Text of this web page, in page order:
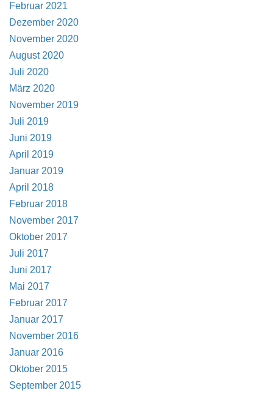
Februar 2021
Dezember 2020
November 2020
August 2020
Juli 2020
März 2020
November 2019
Juli 2019
Juni 2019
April 2019
Januar 2019
April 2018
Februar 2018
November 2017
Oktober 2017
Juli 2017
Juni 2017
Mai 2017
Februar 2017
Januar 2017
November 2016
Januar 2016
Oktober 2015
September 2015